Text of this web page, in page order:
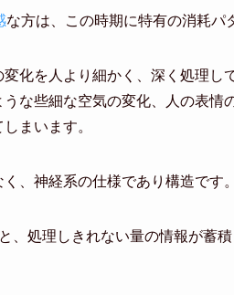
な方は、この時期に特有の消耗パ
化を人より細かく、深く処理し
な些細な空気の変化、人の表情
まいます。
、神経系の仕様であり構造です。
、処理しきれない量の情報が蓄